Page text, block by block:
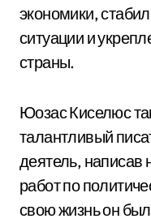
экономики,
ситуации и
страны.
Юозас Киселюс
талантливый
деятель, написав
работ по
свою жизнь он